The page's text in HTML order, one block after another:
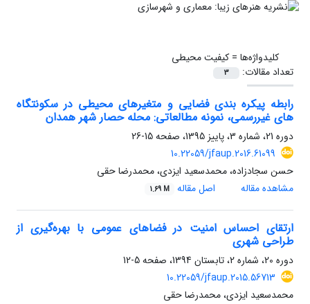
کلیدواژه‌ها =کیفیت محیطی
تعداد مقالات:
3
رابطه پیکره بندی فضایی و متغیرهای محیطی در سکونتگاه
های غیررسمی، نمونه مطالعاتی: محله حصار شهر همدان
دوره 21، شماره 3، پاییز 1395، صفحه
15-26
10.22059/jfaup.2016.61099
حسن سجادزاده، محمدسعید ایزدی، محمدرضا حقی
مشاهده مقاله
اصل مقاله 1.69 M
ارتقای احساس امنیت در فضاهای عمومی با بهره‌گیری از
طراحی شهری
دوره 20، شماره 2، تابستان 1394، صفحه
5-12
10.22059/jfaup.2015.56713
محمدسعید ایزدی، محمدرضا حقی